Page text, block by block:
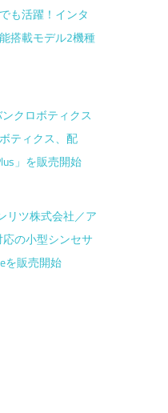
も活躍！インタ
搭載モデル2機種
ンクロボティクス
ティクス、配
」を販売開始
リツ株式会社／ア
応の小型シンセサ
を販売開始